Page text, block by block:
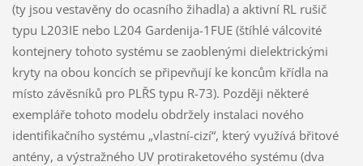
(ty jsou vestavěny do ocasního žihadla) a aktivní RL rušič
typu L203IE nebo L204 Gardenija-1FUE (štíhlé válcovité
kontejnery tohoto systému se zaoblenými dielektrickými
kryty na obou koncích se připevňují ke koncům křídla na
místo závěsníků pro PLŘS typu R-73). Později některé
exempláře tohoto modelu obdržely instalaci nového
identifikačního systému „vlastní-cizí“, který využívá břitové
antény, a výstražného UV protiraketového systému (dva